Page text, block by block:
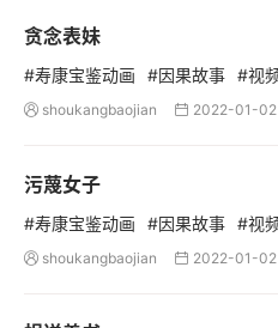
贪念表妹
#寿康宝鉴动画 #因果故事 #视
 shoukangbaojian  2022-01-02
污蔑女子
#寿康宝鉴动画 #因果故事 #视
 shoukangbaojian  2022-01-02